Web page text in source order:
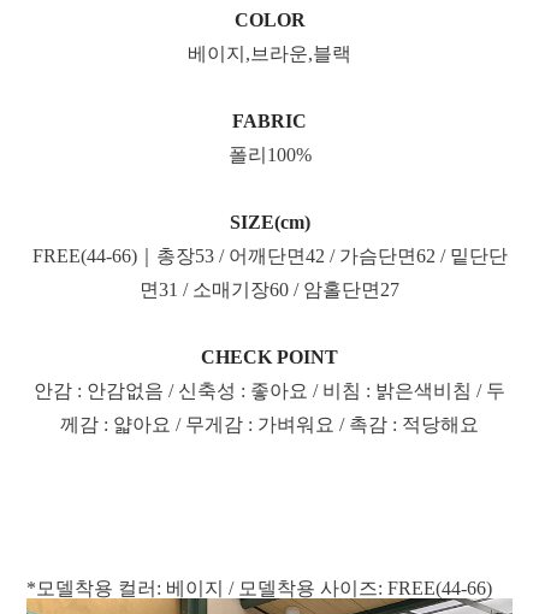
COLOR
베이지,브라운,블랙
FABRIC
폴리100%
SIZE(cm)
FREE(44-66)｜총장53 / 어깨단면42 / 가슴단면62 / 밑단단
면31 / 소매기장60 / 암홀단면27
CHECK POINT
안감 : 안감없음 / 신축성 : 좋아요 / 비침 : 밝은색비침 / 두
께감 : 얇아요 / 무게감 : 가벼워요 / 촉감 : 적당해요
*모델착용 컬러: 베이지 / 모델착용 사이즈: FREE(44-66)